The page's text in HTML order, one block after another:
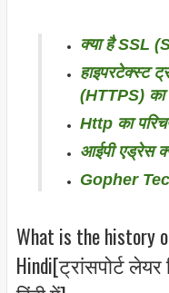
क्या है SSL
हाइपरटेक्स्ट
(HTTPS) का
Http का
आईपी ​​एड्रेस
Gopher
What is the history
Hindi[ट्रांसपोर्ट लेयर